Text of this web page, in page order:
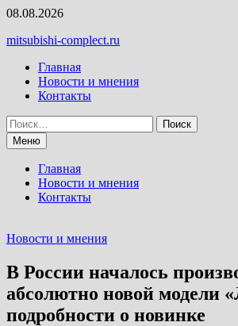
Перейти
содержимому
08.08.2026
mitsubishi-complect.ru
Главная
Новости и мнения
Контакты
Найти:
Меню
Главная
Новости и мнения
Контакты
Новости и мнения
В России началось
абсолютно новой модели
подробности о новинке